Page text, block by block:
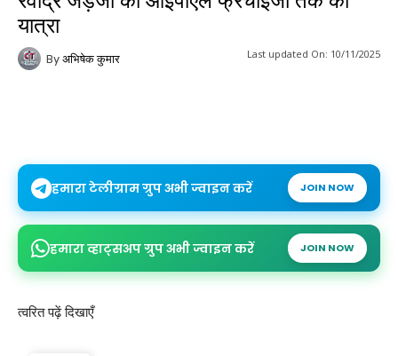
यात्रा
By अभिषेक कुमार Last updated On: 10/11/2025
हमारा टेलीग्राम ग्रुप अभी ज्वाइन करें JOIN NOW
हमारा व्हाट्सअप ग्रुप अभी ज्वाइन करें JOIN NOW
त्वरित पढ़ें दिखाएँ